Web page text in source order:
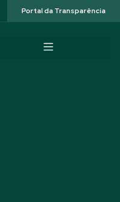
Portal da Transparência